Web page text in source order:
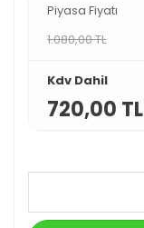
Piyasa Fiyatı
1.080,00 TL
Kdv Dahil
720,00 TL